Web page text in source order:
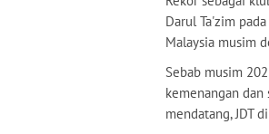
Darul Ta'zim
Malaysia musim
Sebab musim
kemenangan dan
mendatang, JDT